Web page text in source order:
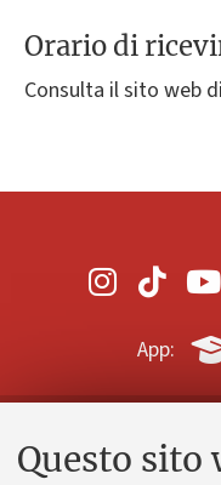
Questo sito
Orario di
Consulta il sito web di
App: